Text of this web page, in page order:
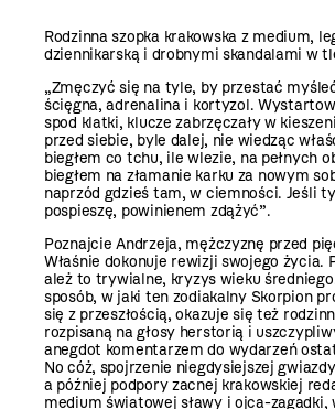
Rodzinna szopka krakowska z medium,
dziennikarską i drobnymi skandalami w
„Zmęczyć się na tyle, by przestać
ścięgna, adrenalina i kortyzol.
spod klatki, klucze zabrzęczały w
przed siebie, byle dalej, nie wiedząc
biegłem co tchu, ile wlezie, na pełnych
biegłem na złamanie karku za nowym
naprzód gdzieś tam, w ciemności. Jeśli
pospieszę, powinienem zdążyć”.
Poznajcie Andrzeja, mężczyznę przed
Właśnie dokonuje rewizji swojego życia.
ależ to trywialne, kryzys wieku
sposób, w jaki ten zodiakalny Skorpion
się z przeszłością, okazuje się też
rozpisaną na głosy herstorią i
anegdot komentarzem do wydarzeń
No cóż, spojrzenie niegdysiejszej
a później podpory zacnej krakowskiej
medium światowej sławy i ojca-zagadki,